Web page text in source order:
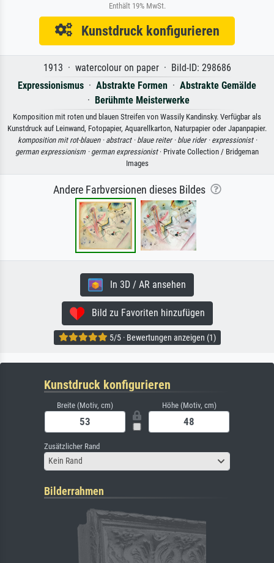
Enthält 19% MwSt.
Kunstdruck konfigurieren
1913 · watercolour on paper · Bild-ID: 298686
Expressionismus · Abstrakte Formen · Abstrakte Gemälde
· Berühmte Meisterwerke
Komposition mit roten und blauen Streifen von Wassily Kandinsky. Verfügbar als
Kunstdruck auf Leinwand, Fotopapier, Aquarellkarton, Naturpapier oder Japanpapier.
komposition mit rot-blauen · abstract · blaue reiter · blue rider · expressionist ·
german expressionism · german expressionist· Private Collection / Bridgeman
Images
Andere Farbversionen dieses Bildes
In 3D / AR ansehen
Bild zu Favoriten hinzufügen
5/5 · Bewertungen anzeigen (1)
Kunstdruck konfigurieren
Breite (Motiv, cm) Höhe (Motiv, cm)
Zusätzlicher Rand
Kein Rand
Bilderrahmen